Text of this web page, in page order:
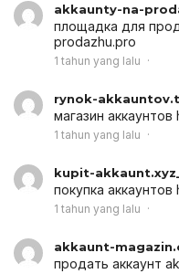
akkaunty-na-
площадка для
prodazhu.pro
1 tahun yang lalu
rynok-
магазин аккаунтов
1 tahun yang lalu
kupit-
покупка аккаунтов
1 tahun yang lalu
akkaunt-
продать аккаунт